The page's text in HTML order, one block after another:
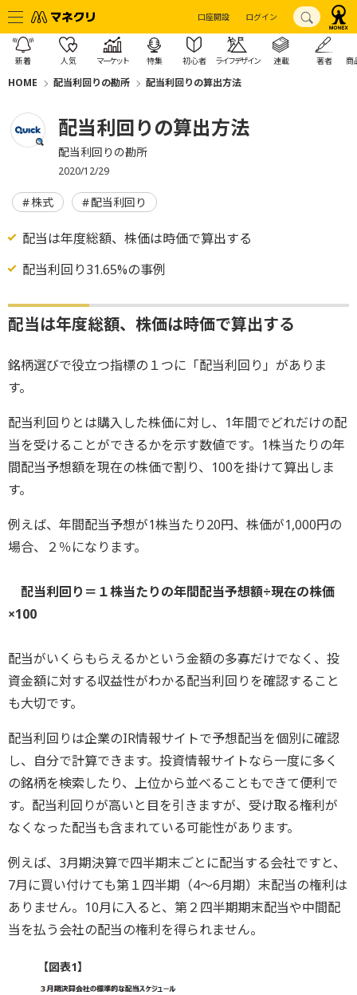
口座開設 ログイン
新着 人気 マーケット 特集 初心者 ライフデザイン 連載 著者 商
HOME 配当利回りの勘所 配当利回りの算出方法
配当利回りの算出方法
配当利回りの勘所
2020/12/29
株式 配当利回り
配当は年度総額、株価は時価で算出する
配当利回り31.65%の事例
配当は年度総額、株価は時価で算出する
銘柄選びで役立つ指標の１つに「配当利回り」がありま
す。
配当利回りとは購入した株価に対し、1年間でどれだけの配
当を受けることができるかを示す数値です。1株当たりの年
間配当予想額を現在の株価で割り、100を掛けて算出しま
す。
例えば、年間配当予想が1株当たり20円、株価が1,000円の
場合、２％になります。
配当利回り＝１株当たりの年間配当予想額÷現在の株価
×100
配当がいくらもらえるかという金額の多寡だけでなく、投
資金額に対する収益性がわかる配当利回りを確認すること
も大切です。
配当利回りは企業のIR情報サイトで予想配当を個別に確認
し、自分で計算できます。投資情報サイトなら一度に多く
の銘柄を検索したり、上位から並べることもできて便利で
す。配当利回りが高いと目を引きますが、受け取る権利が
なくなった配当も含まれている可能性があります。
例えば、3月期決算で四半期末ごとに配当する会社ですと、
7月に買い付けても第１四半期（4～6月期）末配当の権利は
ありません。10月に入ると、第２四半期期末配当や中間配
当を払う会社の配当の権利を得られません。
【図表1】